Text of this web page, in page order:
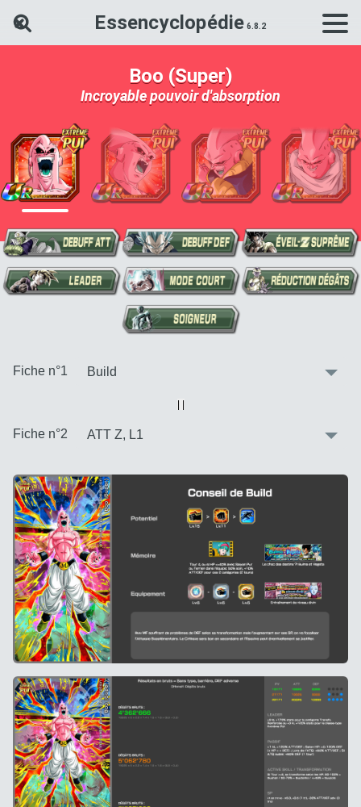
Essencyclopédie
Rechercher une carte Dokkan
Boo (Super)
Incroyable pouvoir d'absorption
Fiche n°1
Vue alternative
Fiche n°2